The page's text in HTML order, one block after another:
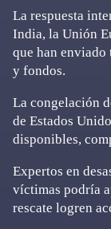
La respuesta
India, la Unión
que han enviado
y fondos.
La congelación
de Estados
disponibles,
Expertos en
víctimas podría
rescate logren